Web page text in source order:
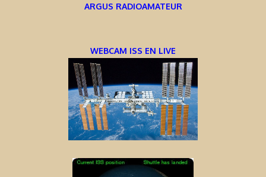
ARGUS RADIOAMATEUR
WEBCAM ISS EN LIVE